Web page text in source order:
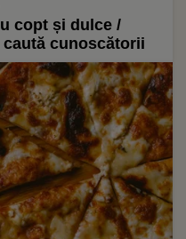
copt și dulce /
cunoscătorii